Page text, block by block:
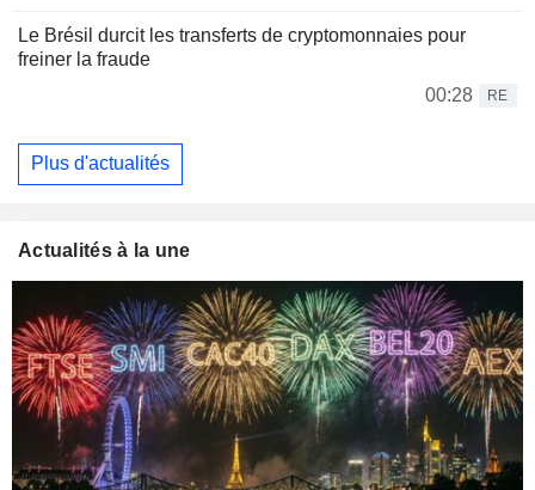
Le Brésil durcit les transferts de cryptomonnaies pour
freiner la fraude
00:28
RE
Plus d'actualités
Actualités à la une